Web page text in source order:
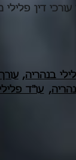
דין פלילי
בנהריה,
, עו"ד